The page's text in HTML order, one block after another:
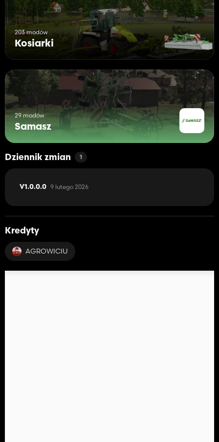
203 modów
Kosiarki
29 modów
Samasz
Dziennik zmian 1
V1.0.0.0 9 lutego 2026
Kredyty
AGROWICIU